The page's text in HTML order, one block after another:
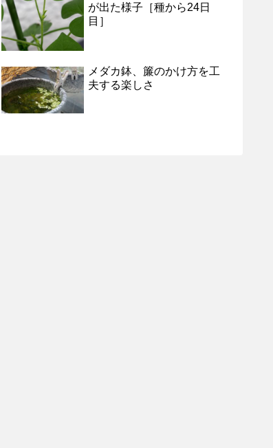
が出た様子［種から24日
目］
メダカ鉢、簾のかけ方を工
夫する楽しさ